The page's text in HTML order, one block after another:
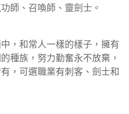
師、召喚師、靈劍士。
，和常人一樣的樣子，擁有
種族，努力勤奮永不放棄，
，可選職業有刺客、劍士和